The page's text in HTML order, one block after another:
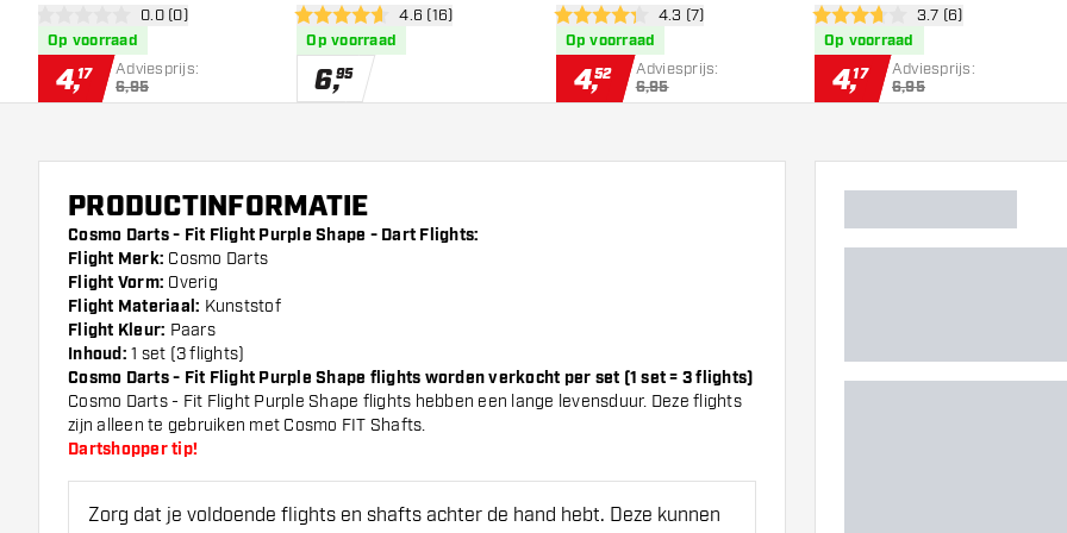
open reviews drawer
0 score sterren0.0 (0)
Op voorraad
4,17 Adviesprijs:
6,95
open reviews drawer
4.6 score sterren4.6 (16)
Op voorraad
6,95
open reviews drawer
4.3 score sterren4.3 (7)
Op voorraad
4,52 Adviesprijs:
6,95
open reviews drawer
3.7 score sterren3.7 (6)
Op voorraad
4,17 Adviesprijs:
6,95
PRODUCTINFORMATIE
Cosmo Darts - Fit Flight Purple Shape - Dart Flights:
Flight Merk: Cosmo Darts
Flight Vorm: Overig
Flight Materiaal: Kunststof
Flight Kleur: Paars
Inhoud: 1 set (3 flights)
Cosmo Darts - Fit Flight Purple Shape flights worden verkocht per set (1 set = 3 flights)
Cosmo Darts - Fit Flight Purple Shape flights hebben een lange levensduur. Deze flights
zijn alleen te gebruiken met Cosmo FIT Shafts.
Dartshopper tip!
Zorg dat je voldoende flights en shafts achter de hand hebt. Deze kunnen